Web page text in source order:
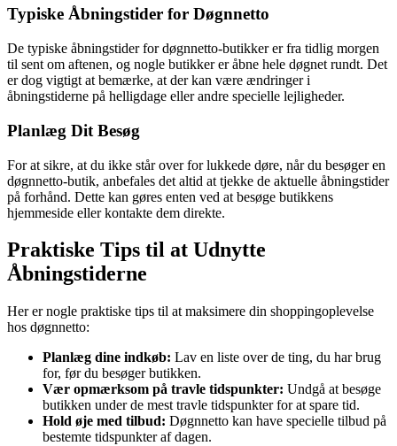
Typiske Åbningstider for Døgnnetto
De typiske åbningstider for døgnnetto-butikker er fra tidlig morgen
til sent om aftenen, og nogle butikker er åbne hele døgnet rundt. Det
er dog vigtigt at bemærke, at der kan være ændringer i
åbningstiderne på helligdage eller andre specielle lejligheder.
Planlæg Dit Besøg
For at sikre, at du ikke står over for lukkede døre, når du besøger en
døgnnetto-butik, anbefales det altid at tjekke de aktuelle åbningstider
på forhånd. Dette kan gøres enten ved at besøge butikkens
hjemmeside eller kontakte dem direkte.
Praktiske Tips til at Udnytte
Åbningstiderne
Her er nogle praktiske tips til at maksimere din shoppingoplevelse
hos døgnnetto:
Planlæg dine indkøb: Lav en liste over de ting, du har brug
for, før du besøger butikken.
Vær opmærksom på travle tidspunkter: Undgå at besøge
butikken under de mest travle tidspunkter for at spare tid.
Hold øje med tilbud: Døgnnetto kan have specielle tilbud på
bestemte tidspunkter af dagen.